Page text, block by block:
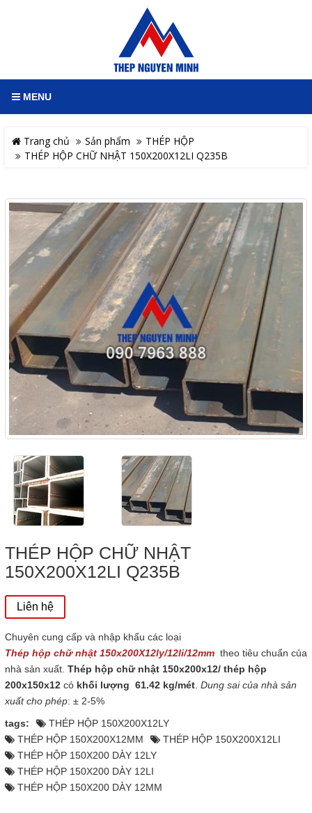
MENU
Trang chủ Sản phẩm
THÉP HỘP
THÉP HỘP CHỮ NHẬT 150X200X12LI Q235B
THÉP HỘP CHỮ NHẬT
150X200X12LI Q235B
Liên hệ
Chuyên cung cấp và nhập khẩu các loại
Thép hộp chữ nhật 150x200X12ly/12li/12mm theo tiêu chuẩn của
nhà sản xuất. Thép hộp chữ nhật 150x200x12/ thép hộp
200x150x12 có khối lượng 61.42 kg/mét. Dung sai của nhà sản
xuất cho phép: ± 2-5%
tags:
THÉP HỘP 150X200X12LY
THÉP HỘP 150X200X12MM
THÉP HỘP 150X200X12LI
THÉP HỘP 150X200 DÀY 12LY
THÉP HỘP 150X200 DÀY 12LI
THÉP HỘP 150X200 DÀY 12MM